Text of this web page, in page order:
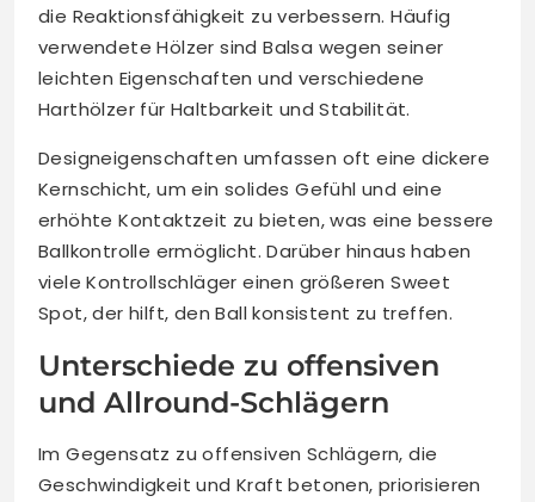
die Reaktionsfähigkeit zu verbessern. Häufig
verwendete Hölzer sind Balsa wegen seiner
leichten Eigenschaften und verschiedene
Harthölzer für Haltbarkeit und Stabilität.
Designeigenschaften umfassen oft eine dickere
Kernschicht, um ein solides Gefühl und eine
erhöhte Kontaktzeit zu bieten, was eine bessere
Ballkontrolle ermöglicht. Darüber hinaus haben
viele Kontrollschläger einen größeren Sweet
Spot, der hilft, den Ball konsistent zu treffen.
Unterschiede zu offensiven
und Allround-Schlägern
Im Gegensatz zu offensiven Schlägern, die
Geschwindigkeit und Kraft betonen, priorisieren